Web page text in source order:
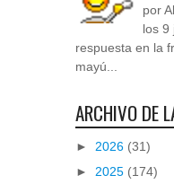
por
los 9
respuesta en la
mayú...
ARCHIVO DE
► 2026 (31)
► 2025 (174)